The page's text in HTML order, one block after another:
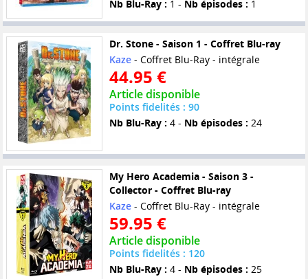
Nb Blu-Ray : 1 - Nb épisodes : 1
Dr. Stone - Saison 1 - Coffret Blu-ray
Kaze- Coffret Blu-Ray - intégrale
44.95 €
Article disponible
Points fidelités : 90
Nb Blu-Ray : 4 - Nb épisodes : 24
My Hero Academia - Saison 3 -
Collector - Coffret Blu-ray
Kaze- Coffret Blu-Ray - intégrale
59.95 €
Article disponible
Points fidelités : 120
Nb Blu-Ray : 4 - Nb épisodes : 25